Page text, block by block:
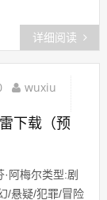
详细阅读
wuxiu
下载（预
·阿梅尔类型:剧
/悬疑/犯罪/冒险